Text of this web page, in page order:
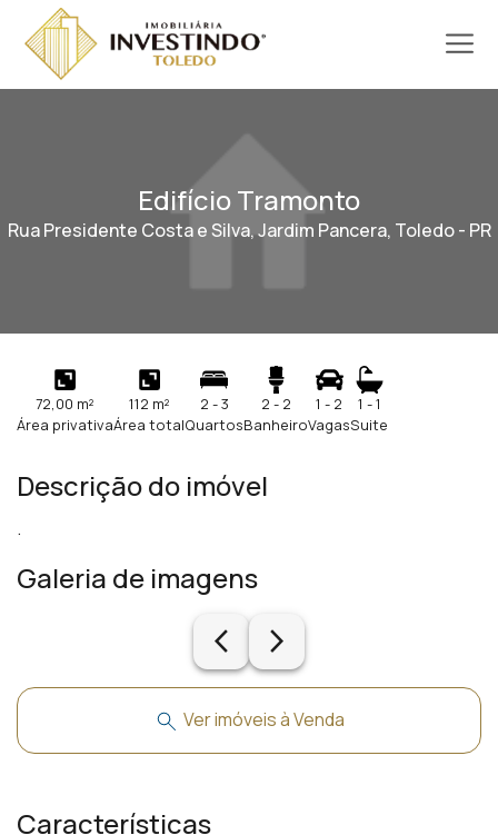
Edifício Tramonto
Rua Presidente Costa e Silva, Jardim Pancera, Toledo - PR
72,00 m²
Área privativa
112 m²
Área total
2 - 3
Quartos
2 - 2
Banheiro
1 - 2
Vagas
1 - 1
Suite
Descrição do imóvel
.
Galeria de imagens
arrow_back_ios_new arrow_forward_ios
Ver imóveis à Venda
Características